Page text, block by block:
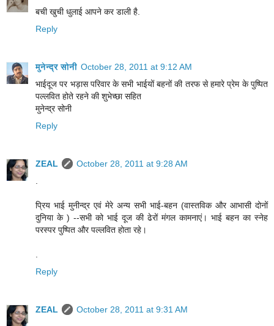
बची खुची धुलाई आपने कर डाली है.
Reply
मुनेन्द्र सोनी October 28, 2011 at 9:12 AM
भाईदूज पर भड़ास परिवार के सभी भाईयों बहनों की तरफ से हमारे प्रेम के पुष्पित
पल्लवित होते रहने की शुभेच्छा सहित
मुनेन्द्र सोनी
Reply
ZEAL
October 28, 2011 at 9:28 AM
प्रिय भाई मुनीन्द्र एवं मेरे अन्य सभी भाई-बहन (वास्तविक और आभासी दोनों
दुनिया के ) --सभी को भाई दूज की ढेरों मंगल कामनाएं। भाई बहन का स्नेह
परस्पर पुष्पित और पल्लवित होता रहे।
Reply
ZEAL
October 28, 2011 at 9:31 AM